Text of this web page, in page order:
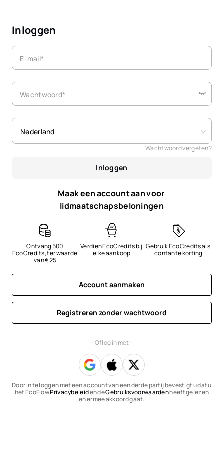
Inloggen
E-mail*
Wachtwoord*
Nederland
Wachtwoord vergeten?
Inloggen
Maak een account aan voor
lidmaatschapsbeloningen
Ontvang 500
EcoCredits, ter waarde
van €25
Verdien EcoCredits bij
elke aankoop
Gebruik EcoCredits als
contante korting
Account aanmaken
Registreren zonder wachtwoord
- Of log in met -
Door in te loggen met een account van een derde partij bevestigt u dat u
het EcoFlowPrivacybeleiden deGebruiksvoorwaardenheeft gelezen
en ermee akkoord gaat.